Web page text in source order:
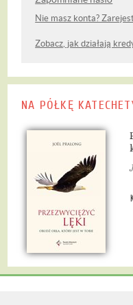
Nie masz konta?
Zobacz, jak działają
NA PÓŁKĘ